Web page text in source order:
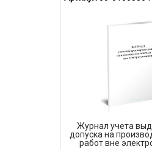
Журнал учета
допуска на
работ вне